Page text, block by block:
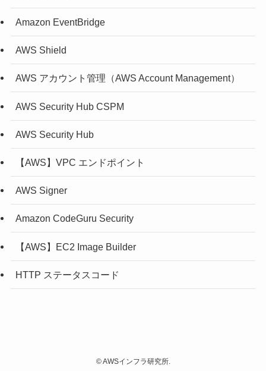
Amazon EventBridge
AWS Shield
AWS アカウント管理（AWS Account Management）
AWS Security Hub CSPM
AWS Security Hub
【AWS】VPC エンドポイント
AWS Signer
Amazon CodeGuru Security
【AWS】EC2 Image Builder
HTTP ステータスコード
©AWSインフラ研究所.